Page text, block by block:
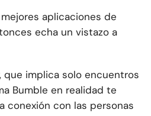
aplicaciones de
echa un vistazo a
que implica solo encuentros
Bumble en realidad te
conexión con las personas